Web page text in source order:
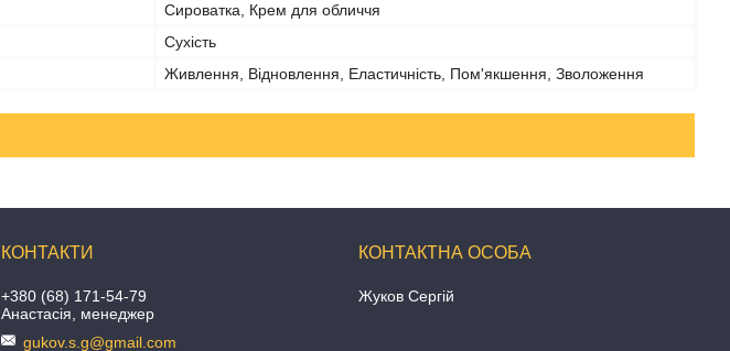
Сироватка, Крем для обличчя
Сухість
Живлення, Відновлення, Еластичність, Пом'якшення, Зволоження
+380 (68) 171-54-79
Анастасія, менеджер
gukov.s.g@gmail.com
Жуков Сергій